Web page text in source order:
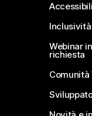
Inclusività
Webinar
richiesta
Comunità